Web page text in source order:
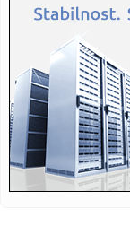
23:15:VIDEO:
23:15:
kamerama (V...
23:01:CRN
košarka...
22:56:
godine p...